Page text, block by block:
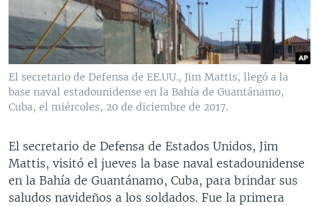
VENEZUELA
BRASIL
NICARAGUA
ECONOMÍA
ENTRETENIMIENTO Y CULTURA
TECNOLOGÍA
DEPORTES
CIENCIA Y SALUD
MULTIMEDIA
VIDEOS
FOTOGRAFÍA
AUDIOS
PROGRAMAS TV
EL MUNDO AL DÍA
FORO INTERAMERICANO
VISIÓN 360
LAS CLAVES
PANORAMA
RADIO
AVANCE INFORMATIVO
AUDIONOTICIAS
BUENOS DÍAS AMÉRICA
ESTADOS UNIDOS AL DÍA
EL MUNDO AL DÍA [RADIO]
DIRECT
DOCUMENTALES DE LA VOA
Learning English
SÍGANOS
El secretario de Defensa de EE.UU., Jim Mattis, llegó a la
base naval estadounidense en la Bahía de Guantánamo,
Cuba, el miércoles, 20 de diciembre de 2017.
El secretario de Defensa de Estados Unidos, Jim
Mattis, visitó el jueves la base naval estadounidense
en la Bahía de Guantánamo, Cuba, para brindar sus
saludos navideños a los soldados. Fue la primera